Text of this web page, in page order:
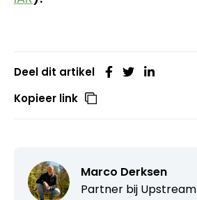
Deel dit artikel
Kopieer link
Marco Derksen
Partner bij Upstream